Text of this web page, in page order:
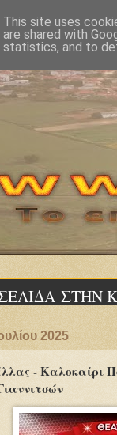
ΣΤΗΝ
2025
- Καλοκαίρι
This site uses
are shared with
statistics, and to